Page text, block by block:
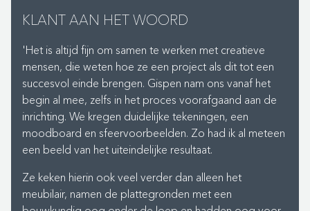
Annelies toe. “Dit gaf ons veel vertrouwen en maakte
SAMENWERKEN ALS PARTNERS
De samenwerking tussen Gispen en ROC Mondriaan
verliep soepel en in harmonie. “Het mooiste aan dit
project was het vertrouwen dat we in elkaar hadden,”
aldus Ewout. “We werkten samen als partners, en zagen
uitdagingen als iets dat we sámen moesten oplossen.
Dat maakte het verschil.” Dit vertrouwen was essentieel
bij leveringen en installatie. Annelies: “Bij de verhuisfase
KLANT AAN HET WOORD
'Het is altijd fijn om samen te werken met creatieve
mensen, die weten hoe ze een project als dit tot een
succesvol einde brengen. Gispen nam ons vanaf het
begin al mee, zelfs in het proces voorafgaand aan de
inrichting. We kregen duidelijke tekeningen, een
moodboard en sfeervoorbeelden. Zo had ik al meteen
een beeld van het uiteindelijke resultaat.
Ze keken hierin ook veel verder dan alleen het
meubilair, namen de plattegronden met een